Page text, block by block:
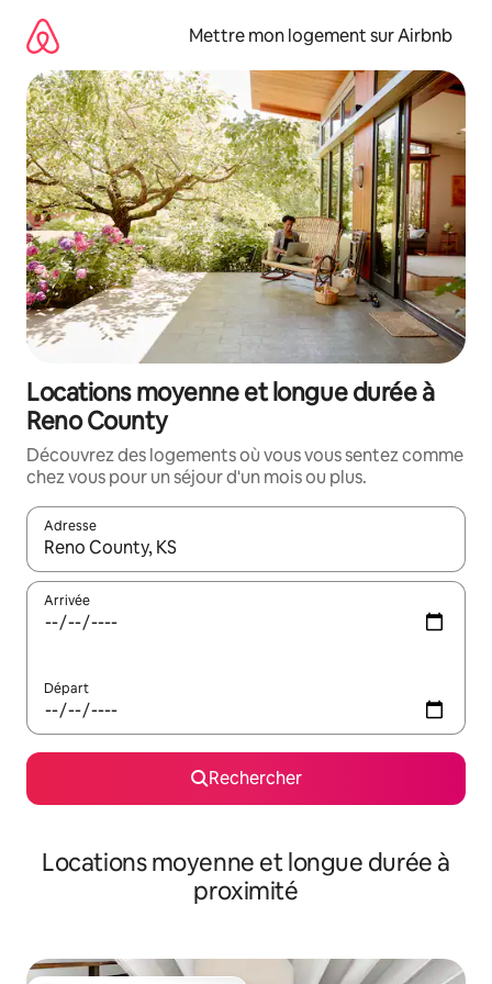
directement
contenu
Mettre mon logement sur Airbnb
Locations moyenne et longue durée à
Reno County
Découvrez des logements où vous vous sentez comme
chez vous pour un séjour d'un mois ou plus.
Adresse
Lorsque les résultats s'affichent, utilisez les flèches vers le
Arrivée
Départ
Rechercher
Locations moyenne et longue durée à
proximité